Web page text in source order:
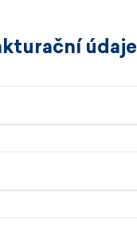
údaje